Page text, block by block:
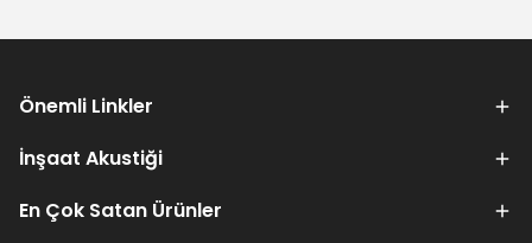
Önemli Linkler
İnşaat Akustiği
En Çok Satan Ürünler